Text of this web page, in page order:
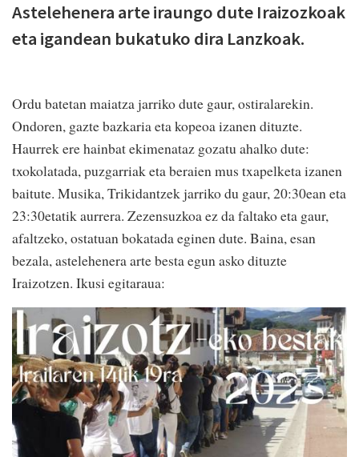
Astelehenera arte iraungo dute Iraizozkoak
eta igandean bukatuko dira Lanzkoak.
Ordu batetan maiatza jarriko dute gaur, ostiralarekin.
Ondoren, gazte bazkaria eta kopeoa izanen dituzte.
Haurrek ere hainbat ekimenataz gozatu ahalko dute:
txokolatada, puzgarriak eta beraien mus txapelketa izanen
baitute. Musika, Trikidantzek jarriko du gaur, 20:30ean eta
23:30etatik aurrera. Zezensuzkoa ez da faltako eta gaur,
afaltzeko, ostatuan bokatada eginen dute. Baina, esan
bezala, astelehenera arte besta egun asko dituzte
Iraizotzen. Ikusi egitaraua: